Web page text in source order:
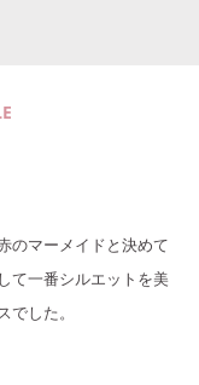
のマーメイドと決めて
て一番シルエットを美
した。